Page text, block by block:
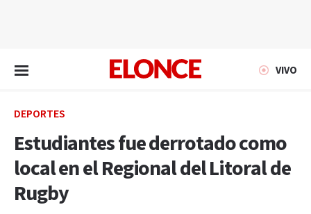
VIVO
DEPORTES
Estudiantes fue derrotado como
local en el Regional del Litoral de
Rugby